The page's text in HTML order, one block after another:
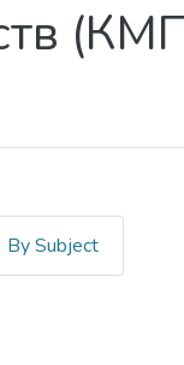
By Subject